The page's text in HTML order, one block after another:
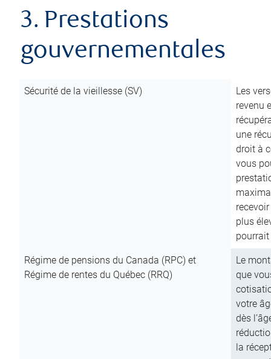
3. Prestations
gouvernementales
Sécurité de la vieillesse (SV)
Les
revenu
une
droit à
vous
plus
Régime de pensions du Canada (RPC) et
Régime de rentes du Québec (RRQ)
Le
que
votre
dès
la